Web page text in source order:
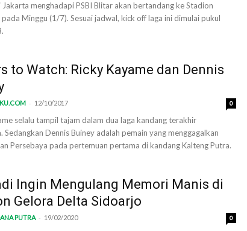
menghadapi PSBI Blitar akan bertandang ke Stadion
Minggu (1/7). Sesuai jadwal, kick off laga ini dimulai pukul
to Watch: Ricky Kayame dan Dennis
- 12/10/2017 0
selalu tampil tajam dalam dua laga kandang terakhir
Sedangkan Dennis Buiney adalah pemain yang menggagalkan
Persebaya pada pertemuan pertama di kandang Kalteng Putra.
Ingin Mengulang Memori Manis di
Gelora Delta Sidoarjo
PUTRA - 19/02/2020 0